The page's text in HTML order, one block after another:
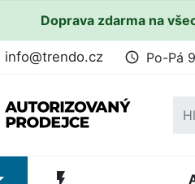
Doprava zdarma na
info@trendo.cz access_time Po-Pá
flash_on